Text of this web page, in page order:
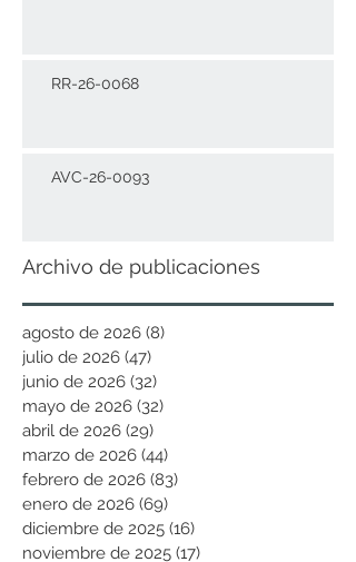
RR-26-0068
AVC-26-0093
Archivo de publicaciones
agosto de 2026 (8)
julio de 2026 (47)
junio de 2026 (32)
mayo de 2026 (32)
abril de 2026 (29)
marzo de 2026 (44)
febrero de 2026 (83)
enero de 2026 (69)
diciembre de 2025 (16)
noviembre de 2025 (17)